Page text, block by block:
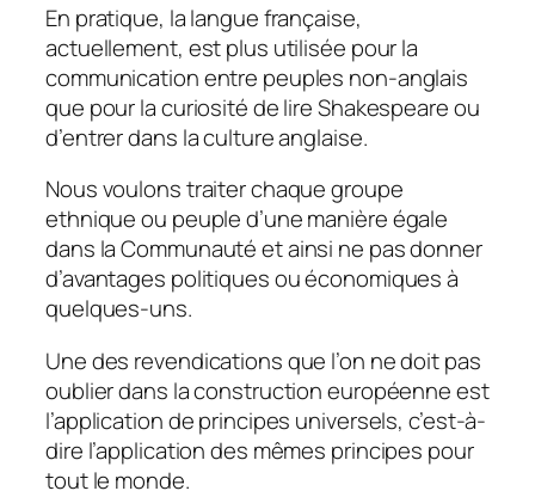
En pratique, la langue française,
actuellement, est plus utilisée pour la
communication entre peuples non-anglais
que pour la curiosité de lire Shakespeare ou
d’entrer dans la culture anglaise.
Nous voulons traiter chaque groupe
ethnique ou peuple d’une manière égale
dans la Communauté et ainsi ne pas donner
d’avantages politiques ou économiques à
quelques-uns.
Une des revendications que l’on ne doit pas
oublier dans la construction européenne est
l’application de principes universels, c’est-à-
dire l’application des mêmes principes pour
tout le monde.